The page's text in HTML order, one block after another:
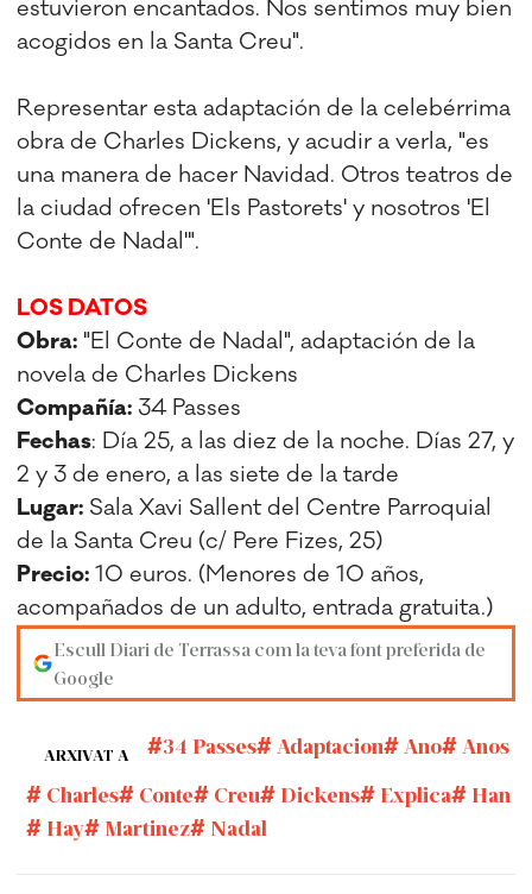
estuvieron encantados. Nos sentimos muy bien
acogidos en la Santa Creu".
Representar esta adaptación de la celebérrima
obra de Charles Dickens, y acudir a verla, "es
una manera de hacer Navidad. Otros teatros de
la ciudad ofrecen 'Els Pastorets' y nosotros 'El
Conte de Nadal'".
LOS DATOS
Obra: "El Conte de Nadal", adaptación de la
novela de Charles Dickens
Compañía: 34 Passes
Fechas: Día 25, a las diez de la noche. Días 27, y
2 y 3 de enero, a las siete de la tarde
Lugar: Sala Xavi Sallent del Centre Parroquial
de la Santa Creu (c/ Pere Fizes, 25)
Precio: 10 euros. (Menores de 10 años,
acompañados de un adulto, entrada gratuita.)
Escull Diari de Terrassa com la teva font preferida de
Google
ARXIVAT A 34 Passes Adaptacion Ano
Anos
Charles
Conte Creu Dickens Explica
Han
Hay
Martinez Nadal